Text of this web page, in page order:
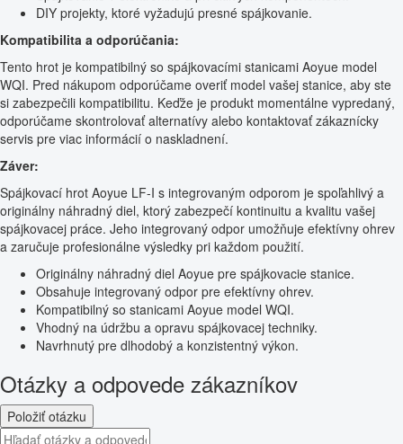
DIY projekty, ktoré vyžadujú presné spájkovanie.
Kompatibilita a odporúčania:
Tento hrot je kompatibilný so spájkovacími stanicami Aoyue model
WQI. Pred nákupom odporúčame overiť model vašej stanice, aby ste
si zabezpečili kompatibilitu. Keďže je produkt momentálne vypredaný,
odporúčame skontrolovať alternatívy alebo kontaktovať zákaznícky
servis pre viac informácií o naskladnení.
Záver:
Spájkovací hrot Aoyue LF-I s integrovaným odporom je spoľahlivý a
originálny náhradný diel, ktorý zabezpečí kontinuitu a kvalitu vašej
spájkovacej práce. Jeho integrovaný odpor umožňuje efektívny ohrev
a zaručuje profesionálne výsledky pri každom použití.
Originálny náhradný diel Aoyue pre spájkovacie stanice.
Obsahuje integrovaný odpor pre efektívny ohrev.
Kompatibilný so stanicami Aoyue model WQI.
Vhodný na údržbu a opravu spájkovacej techniky.
Navrhnutý pre dlhodobý a konzistentný výkon.
Otázky a odpovede zákazníkov
Položiť otázku